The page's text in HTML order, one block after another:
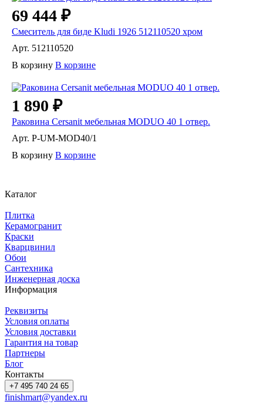
69 444 ₽
Смеситель для биде Kludi 1926 512110520 хром
Арт. 512110520
В корзину В корзине
1 890 ₽
Раковина Cersanit мебельная MODUO 40 1 отвер.
Арт. P-UM-MOD40/1
В корзину В корзине
Каталог
Плитка
Керамогранит
Краски
Кварцвинил
Обои
Сантехника
Инженерная доска
Информация
Реквизиты
Условия оплаты
Условия доставки
Гарантия на товар
Партнеры
Блог
Контакты
+7 495 740 24 65
finishmart@yandex.ru